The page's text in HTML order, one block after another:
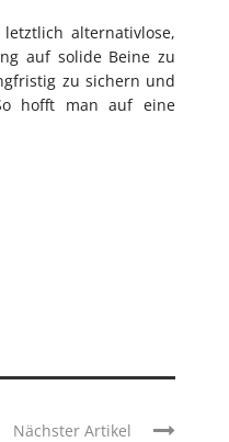
alternativlose,
auf solide Beine zu
zu sichern und
hofft man auf eine
Nächster Artikel